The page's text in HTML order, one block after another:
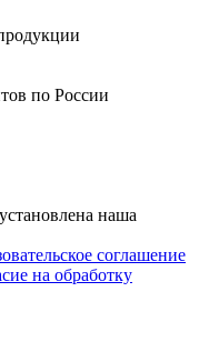
по России
наша
соглашение
на обработку